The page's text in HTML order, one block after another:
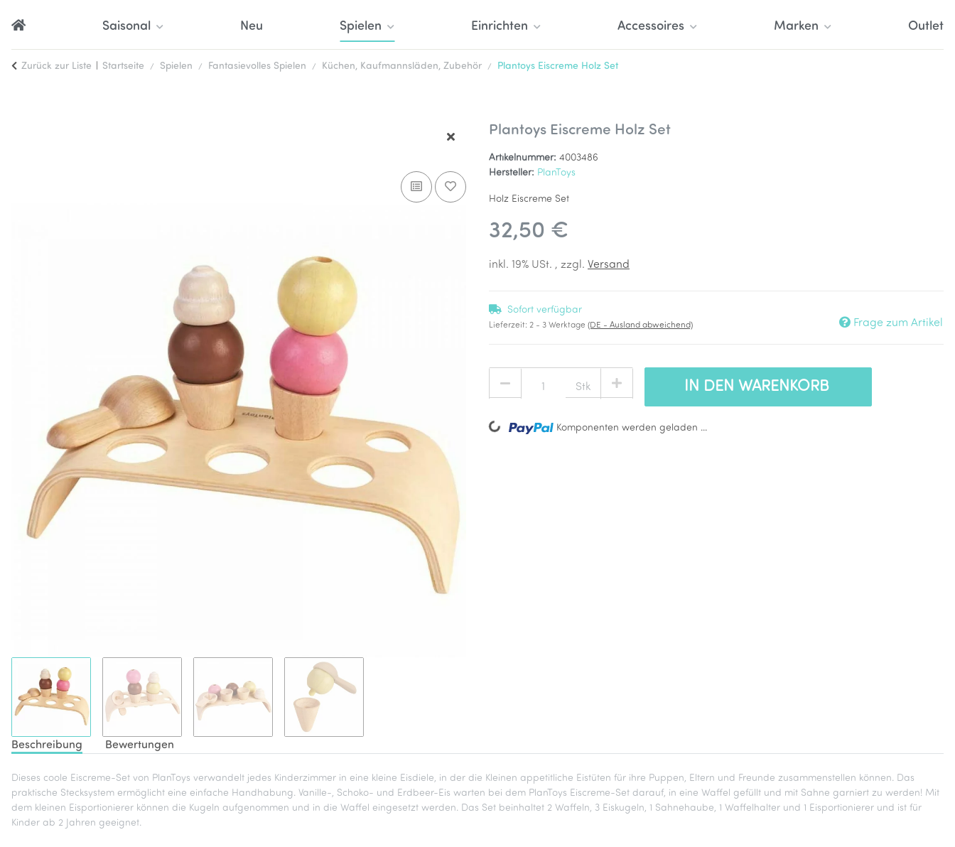
Saisonal Spielen Einrichten Accessoires Marken
Neu Outlet
Zurück zur Liste Startseite Spielen Fantasievolles Spielen Küchen, Kaufmannsläden, Zubehör Plantoys Eiscreme Holz Set
Plantoys Eiscreme Holz Set
Artikelnummer: 4003486
Hersteller: PlanToys
Holz Eiscreme Set
32,50 €
inkl. 19% USt. , zzgl. Versand
Sofort verfügbar
Lieferzeit: 2 - 3 Werktage (DE - Ausland abweichend) Frage zum Artikel
Stk IN DEN WARENKORB
Loading... Komponenten werden geladen ...
Beschreibung Bewertungen
Dieses coole Eiscreme-Set von PlanToys verwandelt jedes Kinderzimmer in eine kleine Eisdiele, in der die Kleinen appetitliche Eistüten für ihre Puppen, Eltern und Freunde zusammenstellen können. Das
praktische Stecksystem ermöglicht eine einfache Handhabung. Vanille-, Schoko- und Erdbeer-Eis warten bei dem PlanToys Eiscreme-Set darauf, in eine Waffel gefüllt und mit Sahne garniert zu werden! Mit
dem kleinen Eisportionierer können die Kugeln aufgenommen und in die Waffel eingesetzt werden. Das Set beinhaltet 2 Waffeln, 3 Eiskugeln, 1 Sahnehaube, 1 Waffelhalter und 1 Eisportionierer und ist für
Kinder ab 2 Jahren geeignet.